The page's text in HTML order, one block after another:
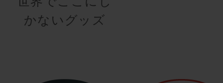
かないグッズ